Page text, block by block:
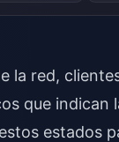
la red,
que indican
estados